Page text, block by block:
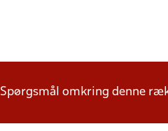
Spørgsmål omkring denne